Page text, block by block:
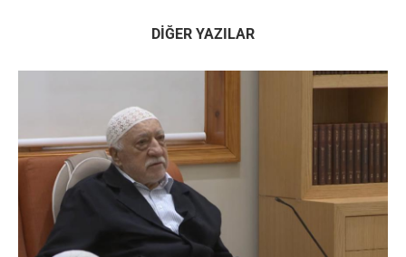
DIĞER YAZILAR